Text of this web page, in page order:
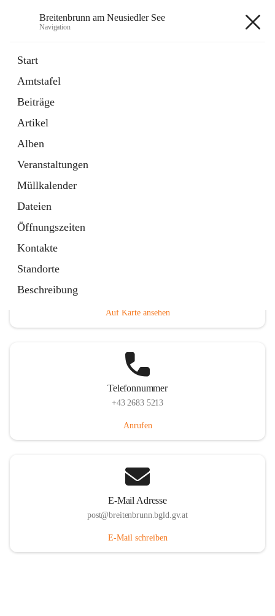
Breitenbrunn am Neusiedler See
Navigation
Start
Amtstafel
Beiträge
Artikel
Alben
Veranstaltungen
Müllkalender
Dateien
Öffnungszeiten
Kontakte
Standorte
Beschreibung
18 Schnellzugriffe
Gemeindeservice
Auf Karte ansehen
Telefonnummer
+43 2683 5213
Anrufen
E-Mail Adresse
post@breitenbrunn.bgld.gv.at
E-Mail schreiben